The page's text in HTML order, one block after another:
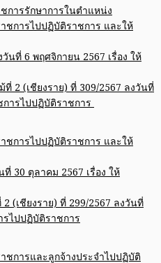
การรักษาการในตำแหน่ง
ชการไปปฏิบัติราชการ และให้
นที่ 6 พฤศจิกายน 2567 เรื่อง ให้
2 (เชียงราย) ที่ 309/2567 ลงวันที่
การไปปฏิบัติราชการ
ชการไปปฏิบัติราชการ และให้
30 ตุลาคม 2567 เรื่อง ให้
(เชียงราย) ที่ 299/2567 ลงวันที่
รไปปฏิบัติราชการ
ชการและลูกจ้างประจำไปปฏิบัติ